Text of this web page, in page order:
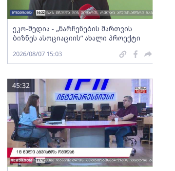
ეკო-მედია - „ნარჩენების მართვის
ბიზნეს ასოციაციის” ახალი პროექტი
2026/08/07 15:03
45:32